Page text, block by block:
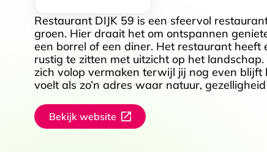
Restaurant DIJK 59 is een sfeervol
groen. Hier draait het om ontspannen
een borrel of een diner. Het restaurant
rustig te zitten met uitzicht op het
zich volop vermaken terwijl jij nog even
voelt als zo’n adres waar natuur,
Bekijk website